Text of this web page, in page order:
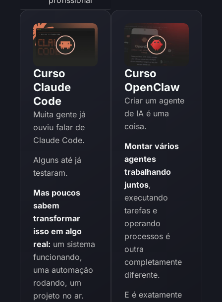
Curso
Claude
Code
Muita gente já
ouviu falar de
Claude Code.
Alguns até já
testaram.
Mas poucos
sabem
transformar
isso em algo
real: um sistema
funcionando,
uma automação
rodando, um
projeto no ar.
Curso
OpenClaw
Criar um agente
de IA é uma
coisa.
Montar vários
agentes
trabalhando
juntos,
executando
tarefas e
operando
processos é
outra
completamente
diferente.
E é exatamente